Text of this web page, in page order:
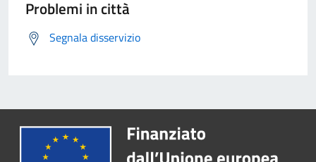
Problemi in città
Segnala disservizio